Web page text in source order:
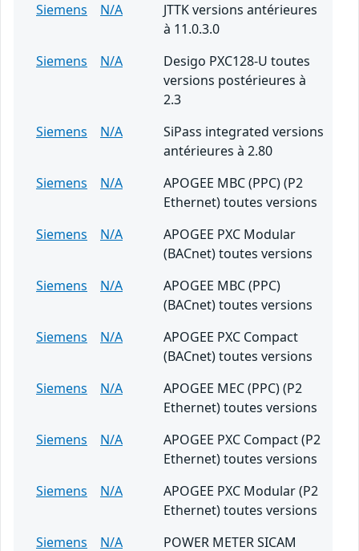
Siemens
N/A
JTTK versions antérieures
à 11.0.3.0
Siemens
N/A
Desigo PXC128-U toutes
versions postérieures à
2.3
Siemens
N/A
SiPass integrated versions
antérieures à 2.80
Siemens
N/A
APOGEE MBC (PPC) (P2
Ethernet) toutes versions
Siemens
N/A
APOGEE PXC Modular
(BACnet) toutes versions
Siemens
N/A
APOGEE MBC (PPC)
(BACnet) toutes versions
Siemens
N/A
APOGEE PXC Compact
(BACnet) toutes versions
Siemens
N/A
APOGEE MEC (PPC) (P2
Ethernet) toutes versions
Siemens
N/A
APOGEE PXC Compact (P2
Ethernet) toutes versions
Siemens
N/A
APOGEE PXC Modular (P2
Ethernet) toutes versions
Siemens
N/A POWER METER SICAM